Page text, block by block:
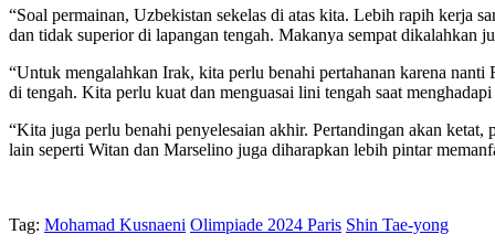
“Soal permainan, Uzbekistan sekelas di atas kita. Lebih rapih kerja
dan tidak superior di lapangan tengah. Makanya sempat dikalahkan
“Untuk mengalahkan Irak, kita perlu benahi pertahanan karena
di tengah. Kita perlu kuat dan menguasai lini tengah saat
“Kita juga perlu benahi penyelesaian akhir. Pertandingan akan
lain seperti Witan dan Marselino juga diharapkan lebih pintar
Tag: Mohamad Kusnaeni Olimpiade 2024 Paris Shin Tae-yong